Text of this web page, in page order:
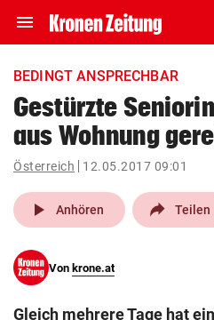
menu Navigation
ein-/ausklappen
account_circle Anmelden
pin_drop
Wien
search
BEDINGT ANSPRECHBAR
Gestürzte
aus Wohnung
Österreich 12.05.2017 09:01
play_arrow Anhören Teilen
Von krone.at
Gleich mehrere Tage hat